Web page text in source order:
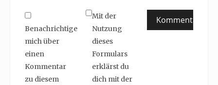
Benachrichtige
mich über
einen
Kommentar
zu diesem
Mit der
Nutzung
dieses
Formulars
erklärst du
dich mit der